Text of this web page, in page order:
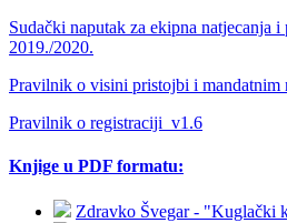
Sudački naputak za ekipna natjecanja
2019./2020.
Pravilnik o visini pristojbi i mandatnim
Pravilnik o registraciji_v1.6
Knjige u PDF formatu:
Zdravko Švegar - "Kuglački